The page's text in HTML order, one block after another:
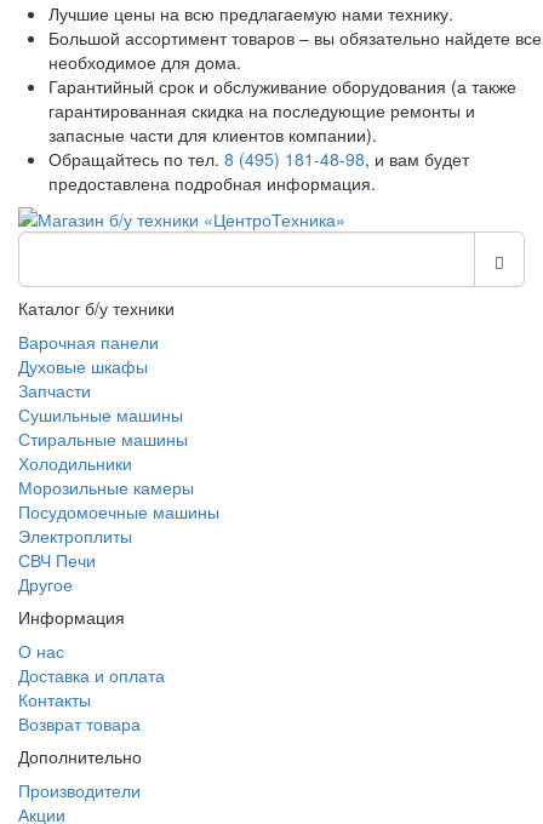
Лучшие цены на всю предлагаемую нами технику.
Большой ассортимент товаров – вы обязательно найдете все
необходимое для дома.
Гарантийный срок и обслуживание оборудования (а также
гарантированная скидка на последующие ремонты и
запасные части для клиентов компании).
Обращайтесь по тел. 8 (495) 181-48-98, и вам будет
предоставлена подробная информация.
Каталог б/у техники
Варочная панели
Духовые шкафы
Запчасти
Сушильные машины
Стиральные машины
Холодильники
Морозильные камеры
Посудомоечные машины
Электроплиты
СВЧ Печи
Другое
Информация
О нас
Доставка и оплата
Контакты
Возврат товара
Дополнительно
Производители
Акции